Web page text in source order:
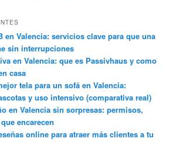
en Valencia: servicios clave para que una
sin interrupciones
en Valencia: que es Passivhaus y como
casa
tela para un sofá en Valencia:
y uso intensivo (comparativa real)
en Valencia sin sorpresas: permisos,
encarecen
online para atraer más clientes a tu